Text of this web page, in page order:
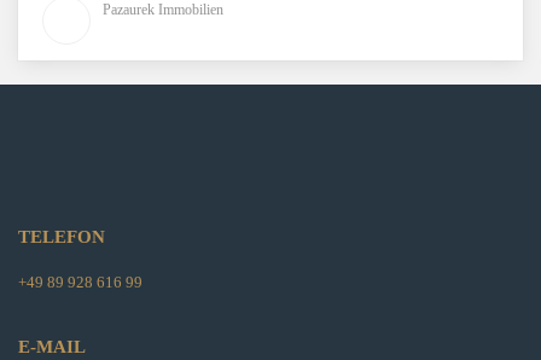
Pazaurek Immobilien
TELEFON
+49 89 928 616 99
E-MAIL